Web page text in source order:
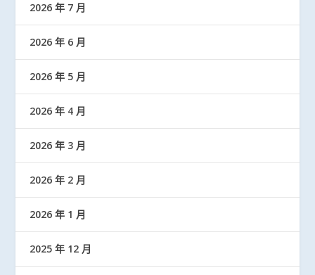
2026 年 7 月
2026 年 6 月
2026 年 5 月
2026 年 4 月
2026 年 3 月
2026 年 2 月
2026 年 1 月
2025 年 12 月